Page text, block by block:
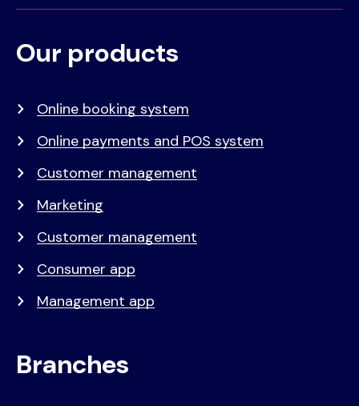
Voet
Primair
Our products
Online booking system
Online payments and POS system
Customer management
Marketing
Customer management
Consumer app
Management app
Branches